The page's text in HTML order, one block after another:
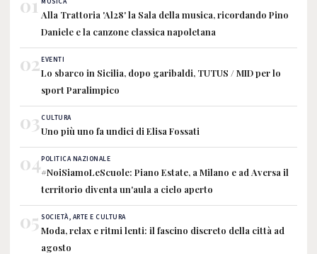
01 Alla Trattoria 'Al28' la Sala della musica, ricordando Pino
Daniele e la canzone classica napoletana
02EVENTI
Lo sbarco in Sicilia, dopo garibaldi, TUTUS / MID per lo
sport Paralimpico
03CULTURA
Uno più uno fa undici di Elisa Fossati
04POLITICA NAZIONALE
#NoiSiamoLeScuole: Piano Estate, a Milano e ad Aversa il
territorio diventa un'aula a cielo aperto
05 SOCIETÀ, ARTE E CULTURA
Moda, relax e ritmi lenti: il fascino discreto della città ad
agosto